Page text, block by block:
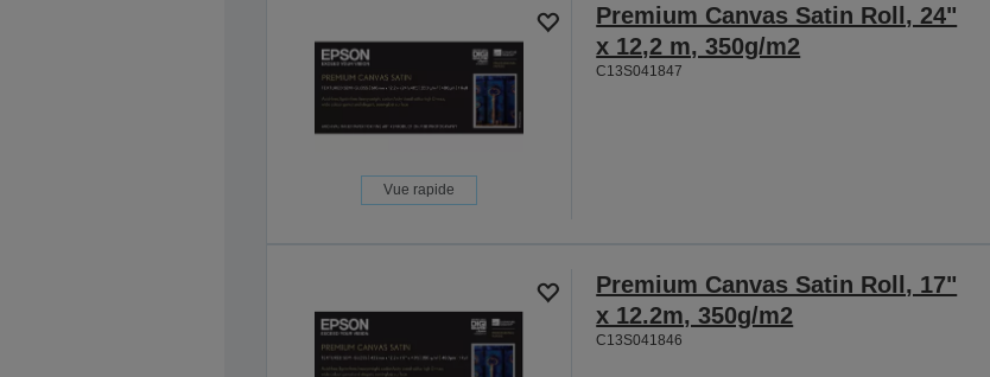
Vue rapide
Premium Canvas Satin Roll, 24"
x 12,2 m, 350g/m2
C13S041847
Premium Canvas Satin Roll, 17"
x 12.2m, 350g/m2
C13S041846